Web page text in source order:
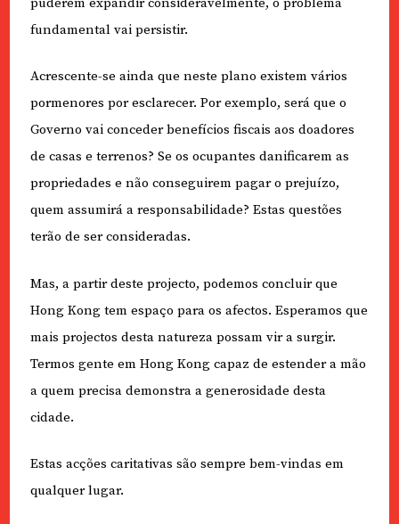
fundamental vai persistir.
Acrescente-se ainda que neste plano existem vários
pormenores por esclarecer. Por exemplo, será que o
Governo vai conceder benefícios fiscais aos doadores
de casas e terrenos? Se os ocupantes danificarem as
propriedades e não conseguirem pagar o prejuízo,
quem assumirá a responsabilidade? Estas questões
terão de ser consideradas.
Mas, a partir deste projecto, podemos concluir que
Hong Kong tem espaço para os afectos. Esperamos que
mais projectos desta natureza possam vir a surgir.
Termos gente em Hong Kong capaz de estender a mão
a quem precisa demonstra a generosidade desta
cidade.
Estas acções caritativas são sempre bem-vindas em
qualquer lugar.